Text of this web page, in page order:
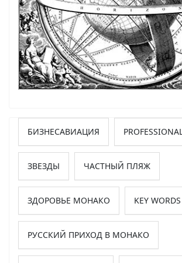
БИЗНЕСАВИАЦИЯ
ЗВЕЗДЫ ЧАСТНЫЙ ПЛЯЖ
ЗДОРОВЬЕ МОНАКО KEY WORDS
РУССКИЙ ПРИХОД В МОНАКО